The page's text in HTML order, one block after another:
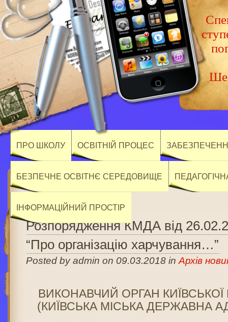
ПРО ШКОЛУ ОСВІТНІЙ ПРОЦЕС
БЕЗПЕЧНЕ ОСВІТНЄ СЕРЕДОВИЩЕ
ІНФОРМАЦІЙНИЙ ПРОСТІР
Розпорядження КМДА від
“Про організацію харчування…”
Posted by admin on 09.03.2018 inАрхів
ВИКОНАВЧИЙ ОРГАН КИЇВСЬКОЇ
(КИЇВСЬКА МІСЬКА ДЕРЖАВНА